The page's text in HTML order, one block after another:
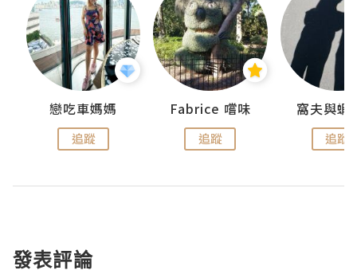
戀吃車媽媽
追蹤
Fabrice 嚐味
追蹤
窩夫與蝦
追蹤
發表評論